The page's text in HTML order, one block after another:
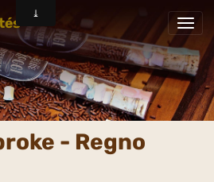
- Regno